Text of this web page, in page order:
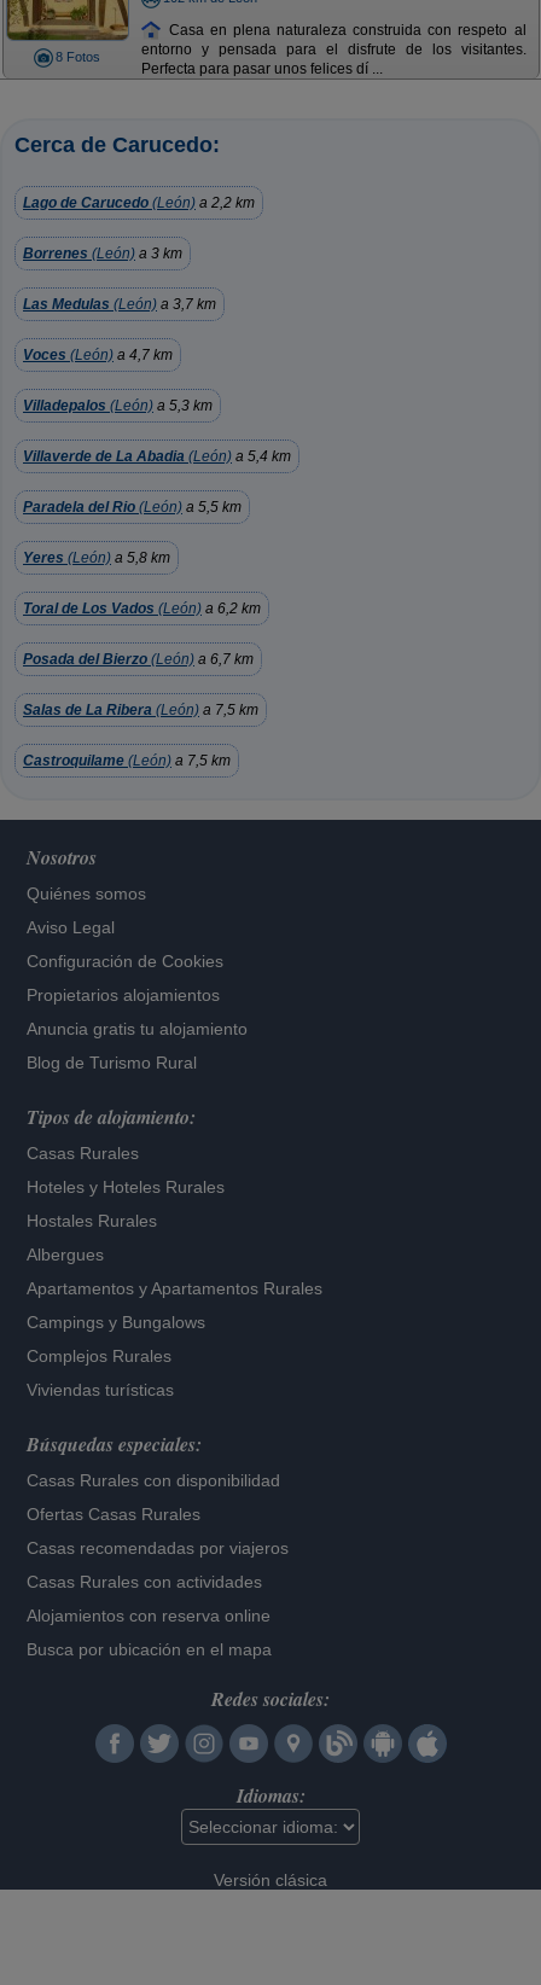
8 Fotos
Casa en plena naturaleza construida con respeto al
entorno y pensada para el disfrute de los visitantes.
Perfecta para pasar unos felices dí ...
Cerca de Carucedo:
Lago de Carucedo (León) a 2,2 km
Borrenes (León) a 3 km
Las Medulas (León) a 3,7 km
Voces (León) a 4,7 km
Villadepalos (León) a 5,3 km
Villaverde de La Abadia (León) a 5,4 km
Paradela del Rio (León) a 5,5 km
Yeres (León) a 5,8 km
Toral de Los Vados (León) a 6,2 km
Posada del Bierzo (León) a 6,7 km
Salas de La Ribera (León) a 7,5 km
Castroquilame (León) a 7,5 km
Nosotros
Quiénes somos
Aviso Legal
Configuración de Cookies
Propietarios alojamientos
Anuncia gratis tu alojamiento
Blog de Turismo Rural
Tipos de alojamiento:
Casas Rurales
Hoteles y Hoteles Rurales
Hostales Rurales
Albergues
Apartamentos yApartamentos Rurales
Campings y Bungalows
Complejos Rurales
Viviendas turísticas
Búsquedas especiales:
Casas Rurales con disponibilidad
Ofertas Casas Rurales
Casas recomendadas por viajeros
Casas Rurales con actividades
Alojamientos con reserva online
Busca por ubicación en el mapa
Redes sociales:
Idiomas:
Versión clásica